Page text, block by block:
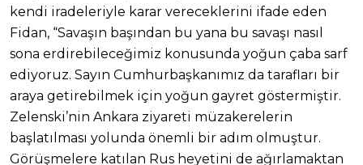
kendi iradeleriyle karar vereceklerini ifade eden
Fidan, “Savaşın başından bu yana bu savaşı nasıl
sona erdirebileceğimiz konusunda yoğun çaba sarf
ediyoruz. Sayın Cumhurbaşkanımız da tarafları bir
araya getirebilmek için yoğun gayret göstermiştir.
Zelenski’nin Ankara ziyareti müzakerelerin
başlatılması yolunda önemli bir adım olmuştur.
Görüşmelere katılan Rus heyetini de ağırlamaktan